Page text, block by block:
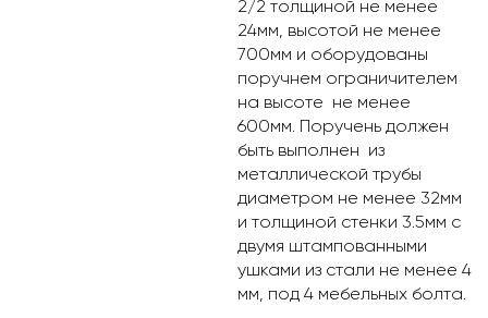
2/2 толщиной не менее
24мм, высотой не менее
700мм и оборудованы
поручнем ограничителем
на высоте не менее
600мм. Поручень должен
быть выполнен из
металлической трубы
диаметром не менее 32мм
и толщиной стенки 3.5мм с
двумя штампованными
ушками из стали не менее 4
мм, под 4 мебельных болта.